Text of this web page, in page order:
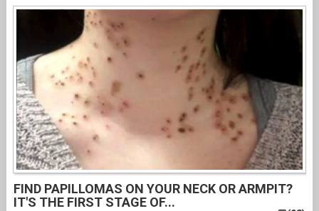
FIND PAPILLOMAS ON YOUR NECK OR ARMPIT?
IT'S THE FIRST STAGE OF...